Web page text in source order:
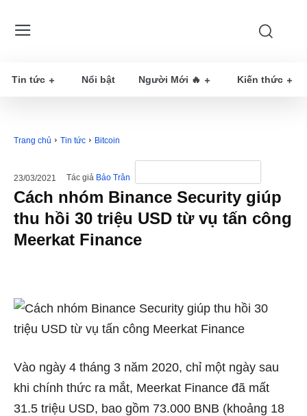
Tin tức Nổi bật Người Mới 🔥 Kiến thức
Trang chủ Tin tức Bitcoin
23/03/2021 Tác giả Bảo Trân
Cách nhóm Binance Security giúp
thu hồi 30 triệu USD từ vụ tấn công
Meerkat Finance
Vào ngày 4 tháng 3 năm 2020, chỉ một ngày sau
khi chính thức ra mắt, Meerkat Finance đã mất
31.5 triệu USD, bao gồm 73.000 BNB (khoảng 18